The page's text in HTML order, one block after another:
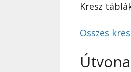
Kresz
Összes